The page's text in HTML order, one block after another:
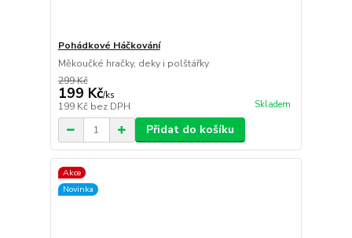
Pohádkové Háčkování
Měkoučké hračky, deky i polštářky
299 Kč
199 Kč/ks
199 Kč bez DPH Skladem
Přidat do košíku
Akce
Novinka